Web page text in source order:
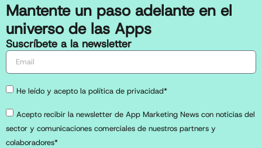
Mantente un paso adelante en el
universo de las Apps
Suscríbete a la newsletter
He leído y acepto la política de privacidad*
Acepto recibir la newsletter de App Marketing News con noticias del
sector y comunicaciones comerciales de nuestros partners y
colaboradores*